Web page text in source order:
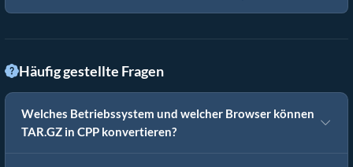
Häufig gestellte Fragen
Welches Betriebssystem und welcher Browser können
TAR.GZ in CPP konvertieren?